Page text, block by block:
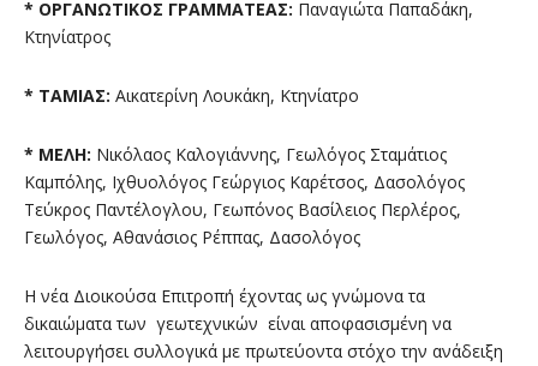
* ΟΡΓΑΝΩΤΙΚΟΣ ΓΡΑΜΜΑΤΕΑΣ: Παναγιώτα Παπαδάκη,
Κτηνίατρος
* ΤΑΜΙΑΣ: Αικατερίνη Λουκάκη, Κτηνίατρο
* ΜΕΛΗ: Νικόλαος Καλογιάννης, Γεωλόγος Σταμάτιος
Καμπόλης, Ιχθυολόγος Γεώργιος Καρέτσος, Δασολόγος
Τεύκρος Παντέλογλου, Γεωπόνος Βασίλειος Περλέρος,
Γεωλόγος, Αθανάσιος Ρέππας, Δασολόγος
Η νέα Διοικούσα Επιτροπή έχοντας ως γνώμονα τα
δικαιώματα των γεωτεχνικών είναι αποφασισμένη να
λειτουργήσει συλλογικά με πρωτεύοντα στόχο την ανάδειξη